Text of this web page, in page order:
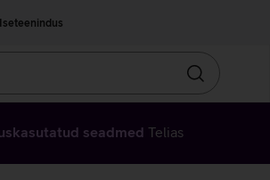
Iseteenindus
Otsin
seadmed Telias